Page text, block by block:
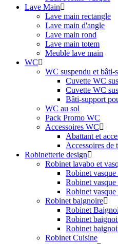
Lave Main
Lave main rectangle
Lave main d'angle
Lave main rond
Lave main totem
Meuble lave main
WC
WC suspendu et bâti-
Cuvette WC
Cuvette WC
Bâti-support
WC au sol
Pack Promo WC
Accessoires WC
Abattant et
Accessoires de
Robinetterie design
Robinet lavabo et
Robinet vasque
Robinet
Robinet
Robinet baignoire
Robinet
Robinet
Robinet
Robinet Cuisine